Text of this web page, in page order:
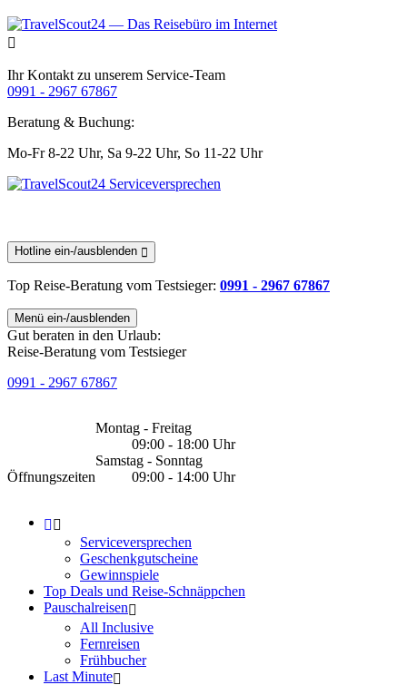
Ihr Kontakt zu unserem Service-Team
0991 - 2967 67867
Beratung & Buchung:
Mo-Fr 8-22 Uhr, Sa 9-22 Uhr, So 11-22 Uhr
Hotline ein-/ausblenden
Top Reise-Beratung vom Testsieger: 0991 - 2967 67867
Menü ein-/ausblenden
Gut beraten in den Urlaub:
Reise-Beratung vom Testsieger
0991 - 2967 67867
Öffnungszeiten
Montag - Freitag
09:00 - 18:00 Uhr
Samstag - Sonntag
09:00 - 14:00 Uhr
Serviceversprechen
Geschenkgutscheine
Gewinnspiele
Top Deals und Reise-Schnäppchen
Pauschalreisen
All Inclusive
Fernreisen
Frühbucher
Last Minute